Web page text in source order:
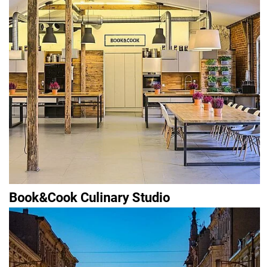
Book&Cook Culinary Studio